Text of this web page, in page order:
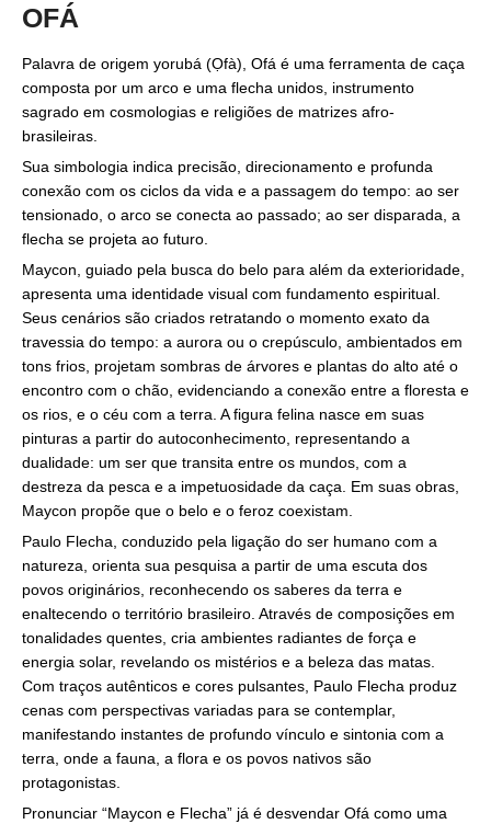
OFÁ
Palavra de origem yorubá (Ọfà), Ofá é uma ferramenta de caça
composta por um arco e uma flecha unidos, instrumento
sagrado em cosmologias e religiões de matrizes afro-
brasileiras.
Sua simbologia indica precisão, direcionamento e profunda
conexão com os ciclos da vida e a passagem do tempo: ao ser
tensionado, o arco se conecta ao passado; ao ser disparada, a
flecha se projeta ao futuro.
Maycon, guiado pela busca do belo para além da exterioridade,
apresenta uma identidade visual com fundamento espiritual.
Seus cenários são criados retratando o momento exato da
travessia do tempo: a aurora ou o crepúsculo, ambientados em
tons frios, projetam sombras de árvores e plantas do alto até o
encontro com o chão, evidenciando a conexão entre a floresta e
os rios, e o céu com a terra. A figura felina nasce em suas
pinturas a partir do autoconhecimento, representando a
dualidade: um ser que transita entre os mundos, com a
destreza da pesca e a impetuosidade da caça. Em suas obras,
Maycon propõe que o belo e o feroz coexistam.
Paulo Flecha, conduzido pela ligação do ser humano com a
natureza, orienta sua pesquisa a partir de uma escuta dos
povos originários, reconhecendo os saberes da terra e
enaltecendo o território brasileiro. Através de composições em
tonalidades quentes, cria ambientes radiantes de força e
energia solar, revelando os mistérios e a beleza das matas.
Com traços autênticos e cores pulsantes, Paulo Flecha produz
cenas com perspectivas variadas para se contemplar,
manifestando instantes de profundo vínculo e sintonia com a
terra, onde a fauna, a flora e os povos nativos são
protagonistas.
Pronunciar “Maycon e Flecha” já é desvendar Ofá como uma